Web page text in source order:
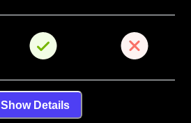
Show Details